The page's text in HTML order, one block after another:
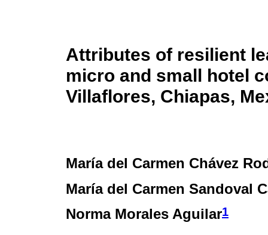
Attributes of resilient
micro and small hotel
Villaflores, Chiapas,
María del Carmen Chávez
María del Carmen Sandoval
Norma Morales Aguilar1